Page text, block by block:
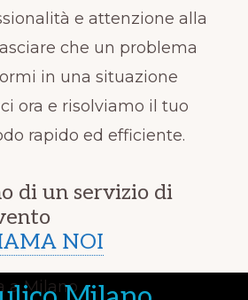
e attenzione alla
che un problema
in una situazione
ora e risolviamo il tuo
rapido ed efficiente.
di un servizio di
NOI